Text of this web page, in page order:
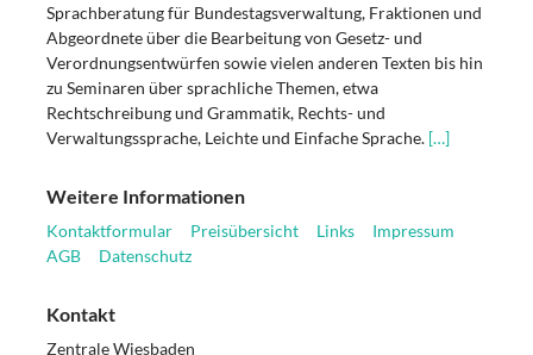
Sprachberatung für Bundestagsverwaltung, Fraktionen und
Abgeordnete über die Bearbeitung von Gesetz- und
Verordnungsentwürfen sowie vielen anderen Texten bis hin
zu Seminaren über sprachliche Themen, etwa
Rechtschreibung und Grammatik, Rechts- und
Verwaltungssprache, Leichte und Einfache Sprache. […]
Weitere Informationen
Kontaktformular Preisübersicht Links
Impressum
AGB
Datenschutz
Kontakt
Zentrale Wiesbaden